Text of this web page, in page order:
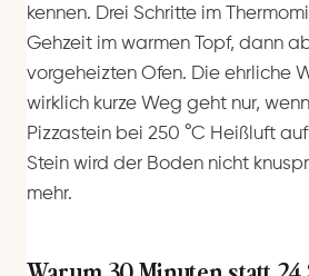
kennen. Drei Schritte im
Gehzeit im warmen Topf, dann
vorgeheizten Ofen. Die ehrliche
wirklich kurze Weg geht nur,
Pizzastein bei 250 °C Heißluft
Stein wird der Boden nicht
mehr.